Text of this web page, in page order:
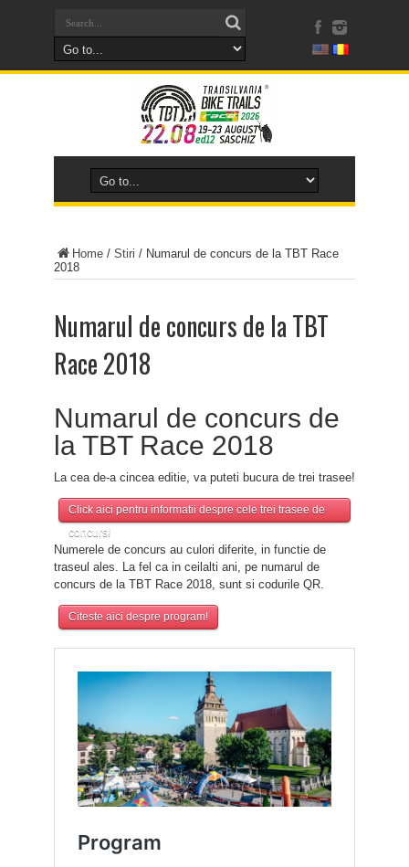
Home / Stiri / Numarul de concurs de la TBT Race
2018
Numarul de concurs de la TBT
Race 2018
Numarul de concurs de
la TBT Race 2018
La cea de-a cincea editie, va puteti bucura de trei trasee!
Click aici pentru informatii despre cele trei trasee de
concurs!
Numerele de concurs au culori diferite, in functie de
traseul ales. La fel ca in ceilalti ani, pe numarul de
concurs de la TBT Race 2018, sunt si codurile QR.
Citeste aici despre program!